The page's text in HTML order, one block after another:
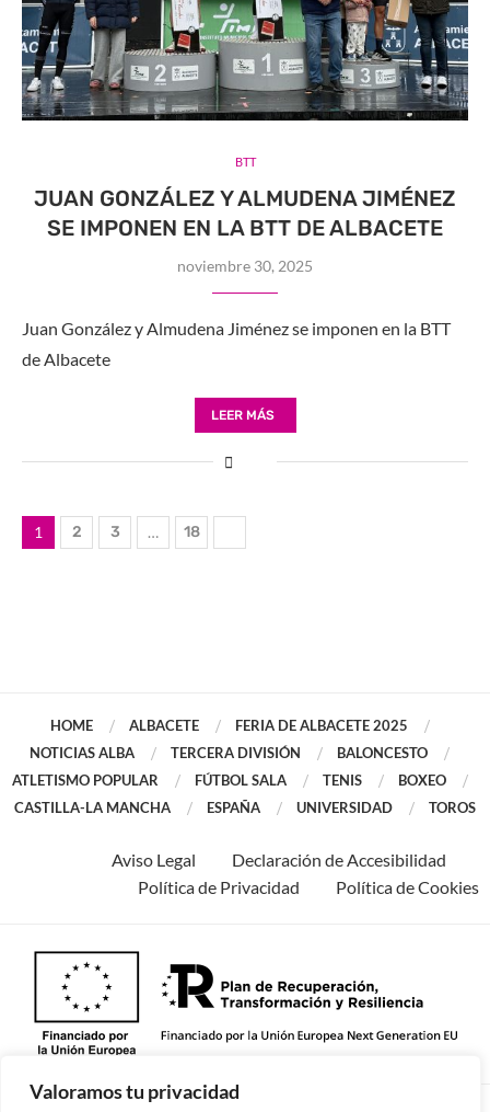
Valoramos tu privacidad
BTT
JUAN GONZÁLEZ Y ALMUDENA JIMÉNEZ
SE IMPONEN EN LA BTT DE ALBACETE
noviembre 30, 2025
Juan González y Almudena Jiménez se imponen en la BTT
de Albacete
LEER MÁS
1 2 3 … 18
HOME ALBACETE
FERIA DE ALBACETE 2025
NOTICIAS ALBA
TERCERA DIVISIÓN
BALONCESTO
ATLETISMO POPULAR
FÚTBOL SALA TENIS
BOXEO
CASTILLA-LA MANCHA
ESPAÑA UNIVERSIDAD TOROS
Aviso Legal
Declaración de Accesibilidad
Política de Privacidad
Política de Cookies